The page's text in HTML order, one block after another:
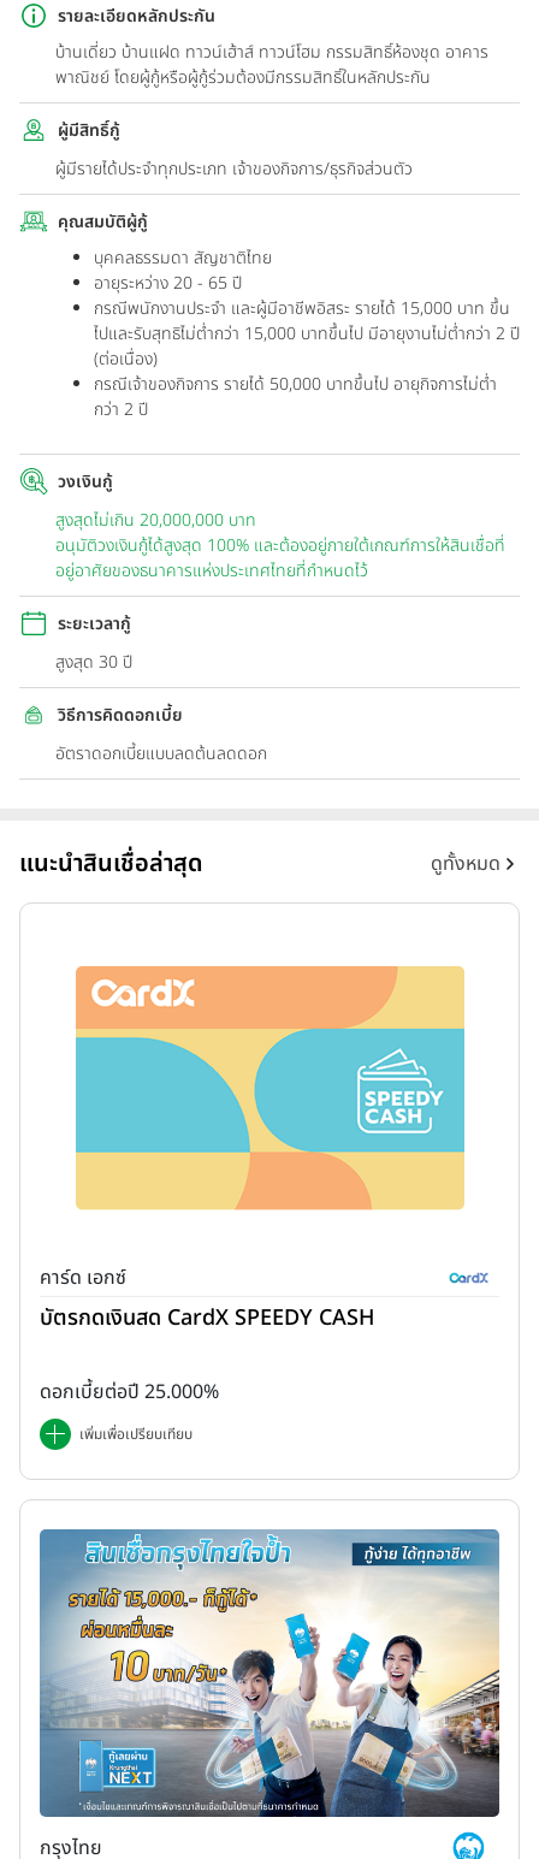
รายละเอียดหลักประกัน
บ้านเดี่ยว บ้านแฝด ทาวน์เฮ้าส์ ทาวน์โฮม กรรมสิทธิ์ห้องชุด อาคาร
พาณิชย์ โดยผู้กู้หรือผู้กู้ร่วมต้องมีกรรมสิทธิ์ในหลักประกัน
ผู้มีสิทธิ์กู้
ผู้มีรายได้ประจำทุกประเภท เจ้าของกิจการ/ธุรกิจส่วนตัว
คุณสมบัติผู้กู้
บุคคลธรรมดา สัญชาติไทย
อายุระหว่าง 20 - 65 ปี
กรณีพนักงานประจำ และผู้มีอาชีพอิสระ รายได้ 15,000 บาท ขึ้น
ไปและรับสุทธิไม่ต่ำกว่า 15,000 บาทขึ้นไป มีอายุงานไม่ต่ำกว่า 2 ปี
(ต่อเนื่อง)
กรณีเจ้าของกิจการ รายได้ 50,000 บาทขึ้นไป อายุกิจการไม่ต่ำ
กว่า 2 ปี
วงเงินกู้
สูงสุดไม่เกิน 20,000,000 บาท
อนุมัติวงเงินกู้ได้สูงสุด 100% และต้องอยู่ภายใต้เกณฑ์การให้สินเชื่อที่
อยู่อาศัยของธนาคารแห่งประเทศไทยที่กำหนดไว้
ระยะเวลากู้
สูงสุด 30 ปี
วิธีการคิดดอกเบี้ย
อัตราดอกเบี้ยแบบลดต้นลดดอก
แนะนำสินเชื่อล่าสุด ดูทั้งหมด
คาร์ด เอกซ์
บัตรกดเงินสด CardX SPEEDY CASH
ดอกเบี้ยต่อปี 25.000%
เพิ่มเพื่อเปรียบเทียบ
กรุงไทย